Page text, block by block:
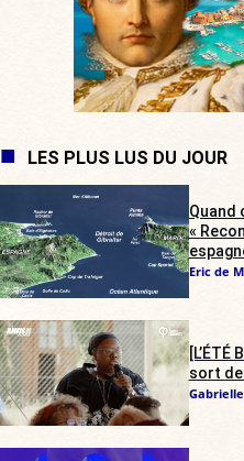
LES PLUS LUS DU JOUR
Quand
«
Eric de
sort de